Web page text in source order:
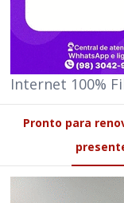
Internet 100%
Pronto para